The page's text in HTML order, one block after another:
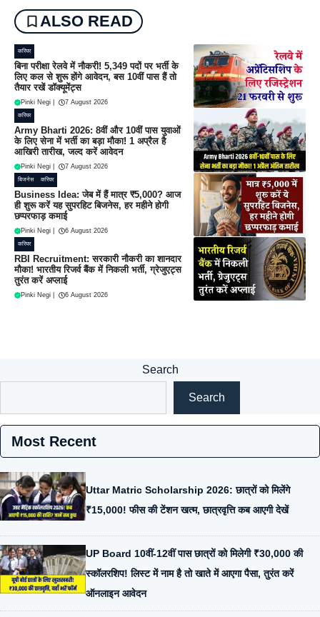
ALSO READ
करियर
बिना परीक्षा रेलवे में नौकरी! 5,349 पदों पर भर्ती के
लिए कल से शुरू होंगे आवेदन, बस 10वीं पास हैं तो
तैयार रखें डॉक्यूमेंट्स
Pinki Negi 7 August 2026
करियर
Army Bharti 2026: 8वीं और 10वीं पास युवाओं
के लिए सेना में भर्ती का बड़ा मौका! 1 अप्रैल है
आखिरी तारीख, जल्द करें आवेदन
Pinki Negi 7 August 2026
बिजनेस करियर
Business Idea: जेब में हैं मात्र ₹5,000? आज
ही शुरू करें यह सुपरहिट बिजनेस, हर महीने होगी
छप्परफाड़ कमाई
Pinki Negi 6 August 2026
करियर
RBI Recruitment: सरकारी नौकरी का शानदार
मौका! भारतीय रिजर्व बैंक में निकली भर्ती, ग्रेजुएट्स
तुरंत करें अप्लाई
Pinki Negi 6 August 2026
Search
Search
Most Recent
Uttar Matric Scholarship 2026: छात्रों को मिलेंगे
₹15,000! फीस की टेंशन खत्म, छात्रवृत्ति कब आएगी देखें
UP Board 10वीं-12वीं पास छात्रों को मिलेगी ₹30,000 की
स्कॉलरशिप! लिस्ट में नाम है तो खाते में आएगा पैसा, तुरंत करें
ऑनलाइन आवेदन